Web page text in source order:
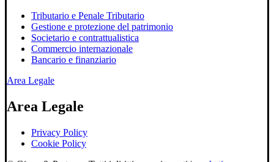
Tributario e Penale Tributario
Gestione e protezione del patrimonio
Societario e contrattualistica
Commercio internazionale
Bancario e finanziario
Area Legale
Area Legale
Privacy Policy
Cookie Policy